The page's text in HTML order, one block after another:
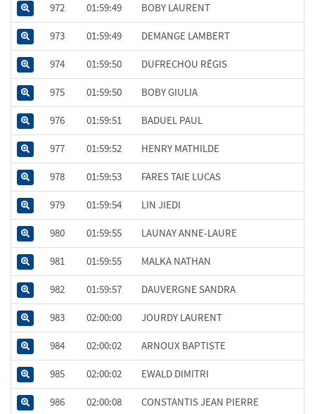
972 01:59:49 BOBY LAURENT
973 01:59:49 DEMANGE LAMBERT
974 01:59:50 DUFRECHOU RÉGIS
975 01:59:50 BOBY GIULIA
976 01:59:51 BADUEL PAUL
977 01:59:52 HENRY MATHILDE
978 01:59:53 FARES TAIE LUCAS
979 01:59:54 LIN JIEDI
980 01:59:55 LAUNAY ANNE-LAURE
981 01:59:55 MALKA NATHAN
982 01:59:57 DAUVERGNE SANDRA
983 02:00:00 JOURDY LAURENT
984 02:00:02 ARNOUX BAPTISTE
985 02:00:02 EWALD DIMITRI
986 02:00:08 CONSTANTIS JEAN PIERRE